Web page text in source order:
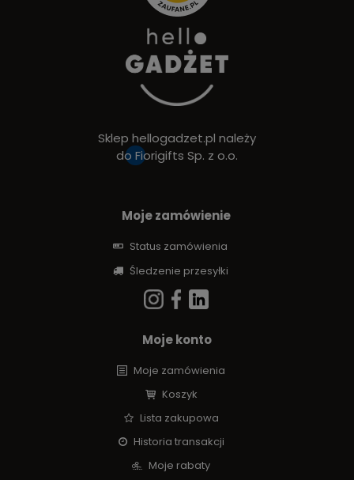
Sklep hellogadzet.pl należy
do Fiorigifts Sp. z o.o.
Moje zamówienie
Status zamówienia
Śledzenie przesyłki
Moje konto
Moje zamówienia
Koszyk
Lista zakupowa
Historia transakcji
Moje rabaty